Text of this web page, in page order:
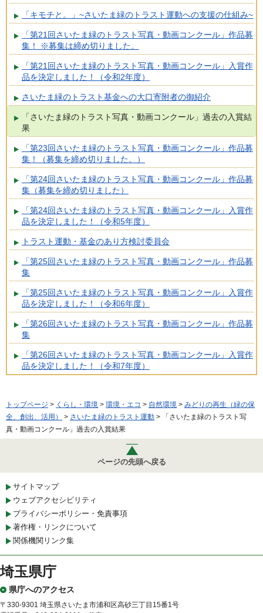
「キモチと。」~さいたま緑のトラスト運動への支援の仕組み~
「第21回さいたま緑のトラスト写真・動画コンクール」作品募
集！ ※募集は締め切りました。
「第21回さいたま緑のトラスト写真・動画コンクール」入賞作
品を決定しました！（令和2年度）
さいたま緑のトラスト基金への大口寄附者の御紹介
「さいたま緑のトラスト写真・動画コンクール」過去の入賞結
果
「第23回さいたま緑のトラスト写真・動画コンクール」作品募
集！（募集を締め切りました。）
「第24回さいたま緑のトラスト写真・動画コンクール」作品募
集（募集を締め切りました）
「第24回さいたま緑のトラスト写真・動画コンクール」入賞作
品を決定しました！（令和5年度）
トラスト運動・基金のあり方検討委員会
「第25回さいたま緑のトラスト写真・動画コンクール」作品募
集
「第25回さいたま緑のトラスト写真・動画コンクール」入賞作
品を決定しました！（令和6年度）
「第26回さいたま緑のトラスト写真・動画コンクール」作品募
集
「第26回さいたま緑のトラスト写真・動画コンクール」入賞作
品を決定しました！（令和7年度）
トップページ > くらし・環境 > 環境・エコ > 自然環境 > みどりの再生（緑の保
全、創出、活用）
> さいたま緑のトラスト運動 > 「さいたま緑のトラスト写
真・動画コンクール」過去の入賞結果
ページの先頭へ戻る
サイトマップ
ウェブアクセシビリティ
プライバシーポリシー・免責事項
著作権・リンクについて
関係機関リンク集
埼玉県庁
県庁へのアクセス
〒330-9301 埼玉県さいたま市浦和区高砂三丁目15番1号